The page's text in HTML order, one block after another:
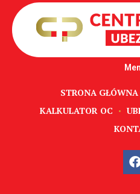
STRONA GŁÓWNA
KALKULATOR OC